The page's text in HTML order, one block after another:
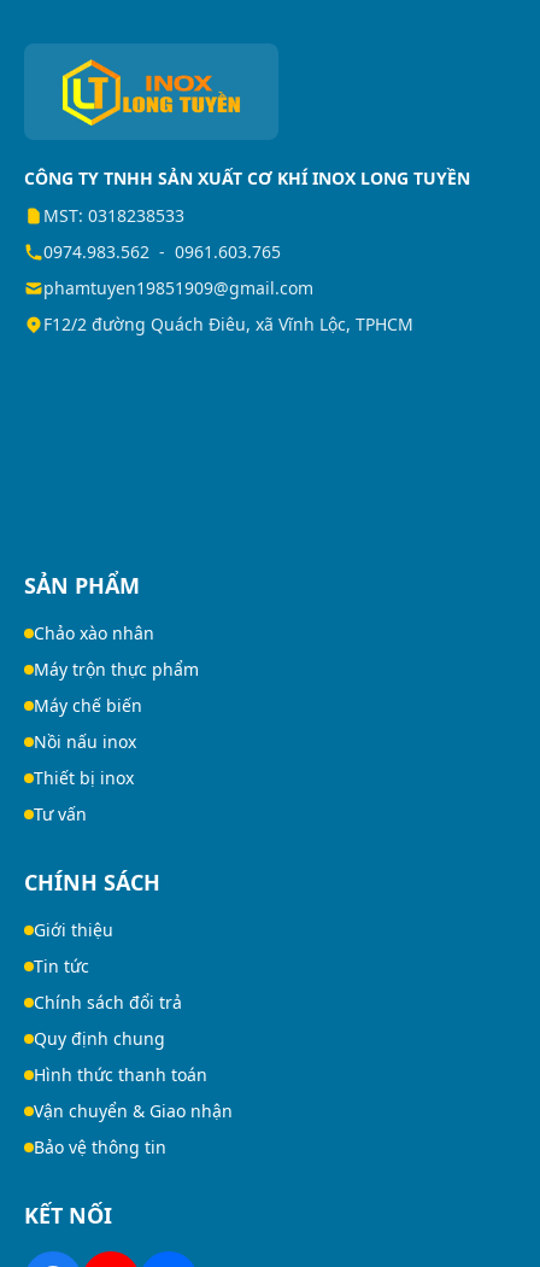
CÔNG TY TNHH SẢN XUẤT CƠ KHÍ INOX LONG TUYỀN
MST: 0318238533
0974.983.562 - 0961.603.765
phamtuyen19851909@gmail.com
F12/2 đường Quách Điêu, xã Vĩnh Lộc, TPHCM
SẢN PHẨM
Chảo xào nhân
Máy trộn thực phẩm
Máy chế biến
Nồi nấu inox
Thiết bị inox
Tư vấn
CHÍNH SÁCH
Giới thiệu
Tin tức
Chính sách đổi trả
Quy định chung
Hình thức thanh toán
Vận chuyển & Giao nhận
Bảo vệ thông tin
KẾT NỐI